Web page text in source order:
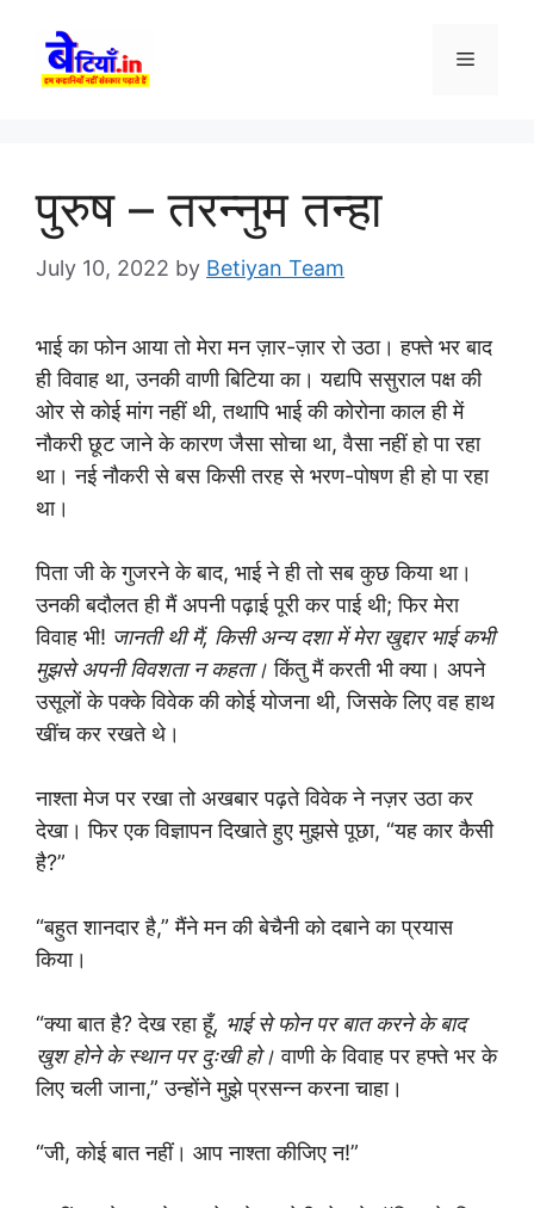
content
Menu
पुरुष – तरन्नुम तन्हा
July 10, 2022 by Betiyan Team
भाई का फोन आया तो मेरा मन ज़ार-ज़ार रो उठा। हफ्ते भर बाद
ही विवाह था, उनकी वाणी बिटिया का। यद्यपि ससुराल पक्ष की
ओर से कोई मांग नहीं थी, तथापि भाई की कोरोना काल ही में
नौकरी छूट जाने के कारण जैसा सोचा था, वैसा नहीं हो पा रहा
था। नई नौकरी से बस किसी तरह से भरण-पोषण ही हो पा रहा
था।
पिता जी के गुजरने के बाद, भाई ने ही तो सब कुछ किया था।
उनकी बदौलत ही मैं अपनी पढ़ाई पूरी कर पाई थी; फिर मेरा
विवाह भी! जानती थी मैं, किसी अन्य दशा में मेरा खुद्दार भाई कभी
मुझसे अपनी विवशता न कहता। किंतु मैं करती भी क्या। अपने
उसूलों के पक्के विवेक की कोई योजना थी, जिसके लिए वह हाथ
खींच कर रखते थे।
नाश्ता मेज पर रखा तो अखबार पढ़ते विवेक ने नज़र उठा कर
देखा। फिर एक विज्ञापन दिखाते हुए मुझसे पूछा, “यह कार कैसी
है?”
“बहुत शानदार है,” मैंने मन की बेचैनी को दबाने का प्रयास
किया।
“क्या बात है? देख रहा हूँ, भाई से फोन पर बात करने के बाद
खुश होने के स्थान पर दुःखी हो। वाणी के विवाह पर हफ्ते भर के
लिए चली जाना,” उन्होंने मुझे प्रसन्न करना चाहा।
“जी, कोई बात नहीं। आप नाश्ता कीजिए न!”